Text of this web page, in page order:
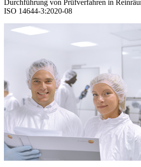
Durchführung von Prüfverfahren in
ISO 14644-3:2020-08